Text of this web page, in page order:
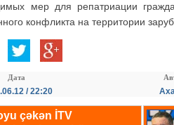
мер для репатриации
конфликта на территории
Дата
/ 22:20